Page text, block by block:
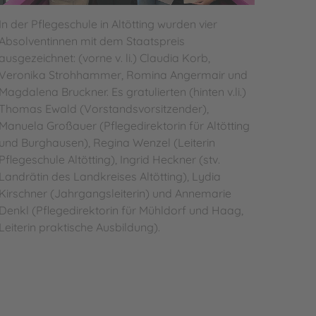
In der Pflegeschule in Altötting wurden vier
Absolventinnen mit dem Staatspreis
ausgezeichnet: (vorne v. li.) Claudia Korb,
Veronika Strohhammer, Romina Angermair und
Magdalena Bruckner. Es gratulierten (hinten v.li.)
Thomas Ewald (Vorstandsvorsitzender),
Manuela Großauer (Pflegedirektorin für Altötting
und Burghausen), Regina Wenzel (Leiterin
Pflegeschule Altötting), Ingrid Heckner (stv.
Landrätin des Landkreises Altötting), Lydia
Kirschner (Jahrgangsleiterin) und Annemarie
Denkl (Pflegedirektorin für Mühldorf und Haag,
Leiterin praktische Ausbildung).